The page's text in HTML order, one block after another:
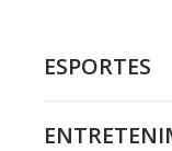
ESPORTES